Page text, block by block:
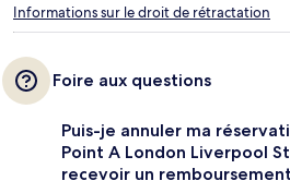
Informations sur le droit de rétractation
Foire aux questions
Puis-je annuler ma
Point A London Liverpool
recevoir un